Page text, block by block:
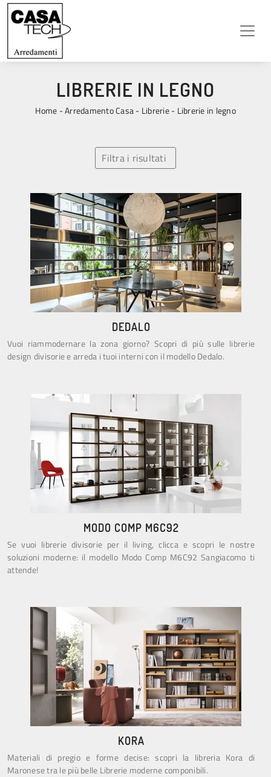
LIBRERIE IN LEGNO
Home -Arredamento Casa- Librerie- Librerie in legno
Filtra i risultati
DEDALO
Vuoi riammodernare la zona giorno? Scopri di più sulle librerie
design divisorie e arreda i tuoi interni con il modello Dedalo.
MODO COMP M6C92
Se vuoi librerie divisorie per il living, clicca e scopri le nostre
soluzioni moderne: il modello Modo Comp M6C92 Sangiacomo ti
attende!
KORA
Materiali di pregio e forme decise: scopri la libreria Kora di
Maronese tra le più belle Librerie moderne componibili.